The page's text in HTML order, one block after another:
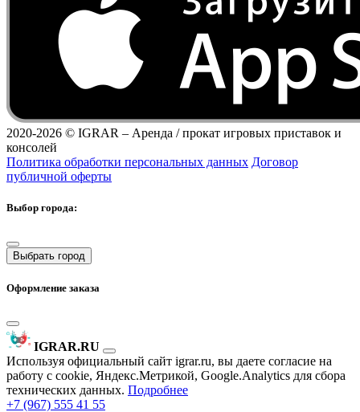
2020-2026 © IGRAR – Аренда / прокат игровых приставок и
консолей
Политика обработки персональных данных Договор
публичной оферты
Выбор города:
Выбрать город
Оформление заказа
IGRAR.RU
Используя официальный сайт igrar.ru, вы даете согласие на
работу с cookie, Яндекс.Метрикой, Google.Analytics для сбора
технических данных. Подробнее
+7 (967) 555 41 55